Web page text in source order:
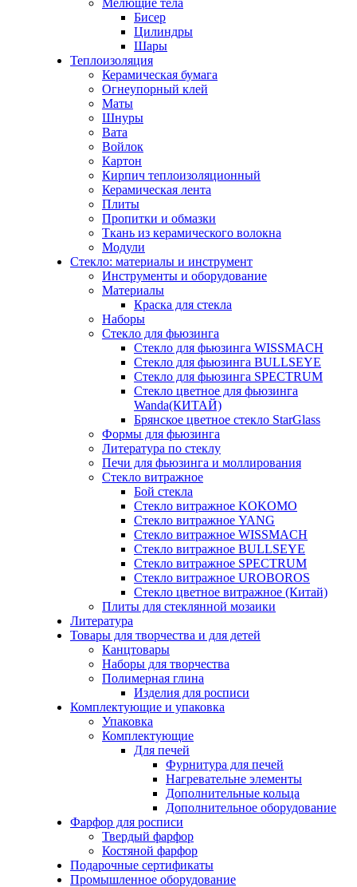
Мелющие тела
Бисер
Цилиндры
Шары
Теплоизоляция
Керамическая бумага
Огнеупорный клей
Маты
Шнуры
Вата
Войлок
Картон
Кирпич теплоизоляционный
Керамическая лента
Плиты
Пропитки и обмазки
Ткань из керамического волокна
Модули
Стекло: материалы и инструмент
Инструменты и оборудование
Материалы
Краска для стекла
Наборы
Стекло для фьюзинга
Стекло для фьюзинга WISSMACH
Стекло для фьюзинга BULLSEYE
Стекло для фьюзинга SPECTRUM
Стекло цветное для фьюзинга
Wanda(КИТАЙ)
Брянское цветное стекло StarGlass
Формы для фьюзинга
Литература по стеклу
Печи для фьюзинга и моллирования
Стекло витражное
Бой стекла
Стекло витражное KOKOMO
Стекло витражное YANG
Стекло витражное WISSMACH
Стекло витражное BULLSEYE
Стекло витражное SPECTRUM
Стекло витражное UROBOROS
Стекло цветное витражное (Китай)
Плиты для стеклянной мозаики
Литература
Товары для творчества и для детей
Канцтовары
Наборы для творчества
Полимерная глина
Изделия для росписи
Комплектующие и упаковка
Упаковка
Комплектующие
Для печей
Фурнитура для печей
Нагревательне элементы
Дополнительные кольца
Дополнительное оборудование
Фарфор для росписи
Твердый фарфор
Костяной фарфор
Подарочные сертификаты
Промышленное оборудование